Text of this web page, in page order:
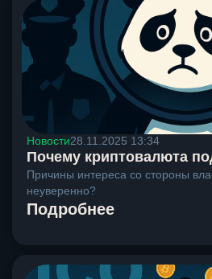
Новости28.11.2025 13:34
Почему криптовалюта
Причины интереса со стороны
неуверенно?
Подробнее